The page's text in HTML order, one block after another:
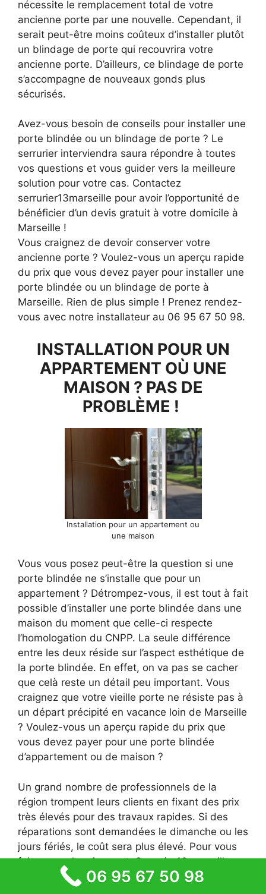
nécessite le remplacement total de votre
ancienne porte par une nouvelle. Cependant, il
serait peut-être moins coûteux d’installer plutôt
un blindage de porte qui recouvrira votre
ancienne porte. D’ailleurs, ce blindage de porte
s’accompagne de nouveaux gonds plus
sécurisés.
Avez-vous besoin de conseils pour installer une
porte blindée ou un blindage de porte ? Le
serrurier interviendra saura répondre à toutes
vos questions et vous guider vers la meilleure
solution pour votre cas. Contactez
serrurier13marseille pour avoir l’opportunité de
bénéficier d’un devis gratuit à votre domicile à
Marseille !
Vous craignez de devoir conserver votre
ancienne porte ? Voulez-vous un aperçu rapide
du prix que vous devez payer pour installer une
porte blindée ou un blindage de porte à
Marseille. Rien de plus simple ! Prenez rendez-
vous avec notre installateur au 06 95 67 50 98.
INSTALLATION POUR UN
APPARTEMENT OÙ UNE
MAISON ? PAS DE
PROBLÈME !
Installation pour un appartement ou
une maison
Vous vous posez peut-être la question si une
porte blindée ne s’installe que pour un
appartement ? Détrompez-vous, il est tout à fait
possible d’installer une porte blindée dans une
maison du moment que celle-ci respecte
l’homologation du CNPP. La seule différence
entre les deux réside sur l’aspect esthétique de
la porte blindée. En effet, on va pas se cacher
que celà reste un détail peu important. Vous
craignez que votre vieille porte ne résiste pas à
un départ précipité en vacance loin de Marseille
? Voulez-vous un aperçu rapide du prix que
vous devez payer pour une porte blindée
d’appartement ou de maison ?
Un grand nombre de professionnels de la
région trompent leurs clients en fixant des prix
très élevés pour des travaux rapides. Si des
réparations sont demandées le dimanche ou les
jours fériés, le coût sera plus élevé. Pour vous
faire payer le prix exact, Serrurier13marseille a
rassemblé les fournisseurs de porte blindée les
plus rapide en terme de délai de livraison. Ces
06 95 67 50 98